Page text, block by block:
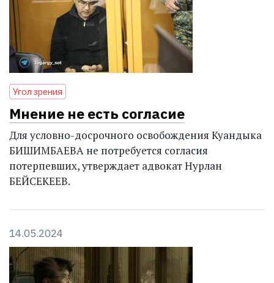
Угол зрения
Мнение не есть согласие
Для условно-досрочного освобождения Куандыка
БИШИМБАЕВА не потребуется согласия
потерпевших, утверждает адвокат Нурлан
БЕЙСЕКЕЕВ.
14.05.2024